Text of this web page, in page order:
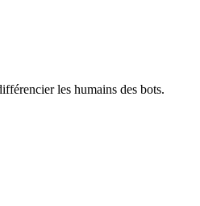
les humains des bots.